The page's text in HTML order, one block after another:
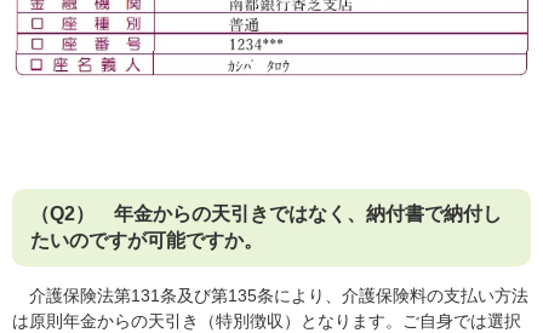
（Q2） 年金からの天引きではなく、納付書で納付し
たいのですが可能ですか。
介護保険法第131条及び第135条により、介護保険料の支払い方法
は原則年金からの天引き（特別徴収）となります。ご自身では選択